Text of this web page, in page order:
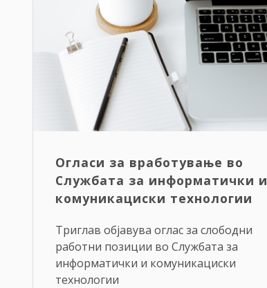
Огласи за вработување во
Службата за информатички и
комуникациски технологии
Триглав објавува оглас за слободни
работни позиции во Службата за
информатички и комуникациски
технологии